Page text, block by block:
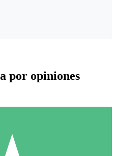
por opiniones